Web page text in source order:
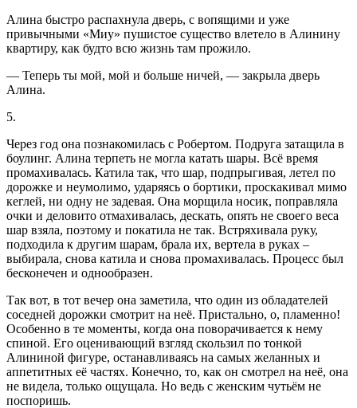
Алина быстро распахнула дверь, с вопящими и уже
привычными «Миу» пушистое существо влетело в Алинину
квартиру, как будто всю жизнь там прожило.
— Теперь ты мой, мой и больше ничей, — закрыла дверь
Алина.
5.
Через год она познакомилась с Робертом. Подруга затащила в
боулинг. Алина терпеть не могла катать шары. Всё время
промахивалась. Катила так, что шар, подпрыгивая, летел по
дорожке и неумолимо, ударяясь о бортики, проскакивал мимо
кеглей, ни одну не задевая. Она морщила носик, поправляла
очки и деловито отмахивалась, дескать, опять не своего веса
шар взяла, поэтому и покатила не так. Встряхивала руку,
подходила к другим шарам, брала их, вертела в руках –
выбирала, снова катила и снова промахивалась. Процесс был
бесконечен и однообразен.
Так вот, в тот вечер она заметила, что один из обладателей
соседней дорожки смотрит на неё. Пристально, о, пламенно!
Особенно в те моменты, когда она поворачивается к нему
спиной. Его оценивающий взгляд скользил по тонкой
Алининой фигуре, останавливаясь на самых желанных и
аппетитных её частях. Конечно, то, как он смотрел на неё, она
не видела, только ощущала. Но ведь с женским чутьём не
поспоришь.